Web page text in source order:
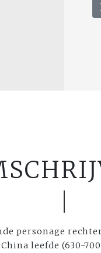
personage
leefde (630-